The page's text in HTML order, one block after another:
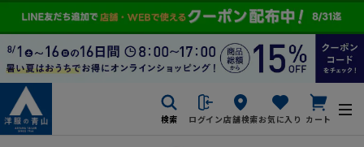
検索 ログイン店舗検索お気に入り カート